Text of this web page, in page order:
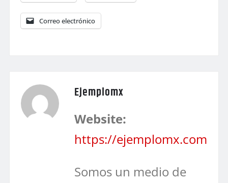
Correo electrónico
Ejemplomx
Website:
https://ejemplomx.com
Somos un medio de